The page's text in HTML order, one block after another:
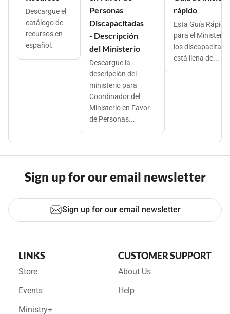
Descargue el
catálogo de
recursos en
español.
Personas
Discapacitadas
- Descripción
del Ministerio
Descargue la
descripción del
ministerio para
Coordinador del
Ministerio en Favor
de Personas...
rápido
Esta Guía Rápida
para el Ministerio
los
está llena de...
Sign up for our email newsletter
Sign up for our email newsletter
LINKS
Store
Events
Ministry+
CUSTOMER SUPPORT
About Us
Help